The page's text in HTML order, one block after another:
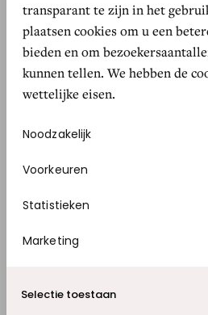
transparant te zijn in het
plaatsen cookies om u een
bieden en om
kunnen tellen. We hebben de
wettelijke eisen.
Toestemmingsselectie
Noodzakelijk
Voorkeuren
Statistieken
Marketing
Selectie toestaan
Textielkransen
Duurzaamheid is in dit
Laura. “We werken met
kwalitatieve stoffen, vaak
product maken, dat voor
om te bewaren. Over het
Daarnaast gooien we zo
de overgebleven lapjes van
lavendelkussentjes.”